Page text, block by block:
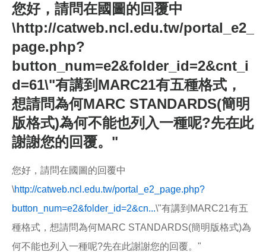
您好，請問在國圖的回覆中
\http://catweb.ncl.edu.tw/portal_e2_
page.php?
button_num=e2&folder_id=2&cnt_i
d=61\"有講到MARC21有五種格式，
想請問為何MARC STANDARDS(簡明
版格式)為何不能也列入一種呢?先在此
謝謝您的回覆。"
您好，請問在國圖的回覆中
\http://catweb.ncl.edu.tw/portal_e2_page.php?
button_num=e2&folder_id=2&cn...\"有講到MARC21有五
種格式，想請問為何MARC STANDARDS(簡明版格式)為
何不能也列入一種呢?先在此謝謝您的回覆。"